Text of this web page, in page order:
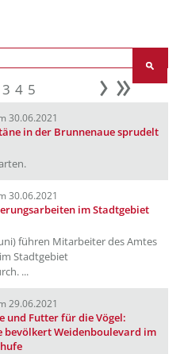
3 4 5 weiter
30.06.2021
in der Brunnenaue sprudelt
30.06.2021
im Stadtgebiet
führen Mitarbeiter des Amtes
Stadtgebiet
...
29.06.2021
und Futter für die Vögel:
bevölkert Weidenboulevard im